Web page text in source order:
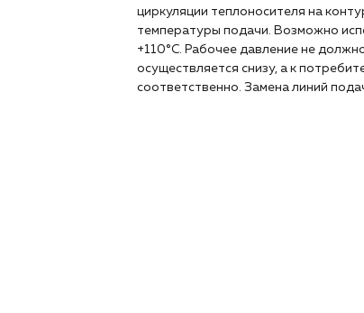
циркуляции теплоносителя на
температуры подачи. Возможно
+110°C. Рабочее давление не
осуществляется снизу, а к
соответственно. Замена линий